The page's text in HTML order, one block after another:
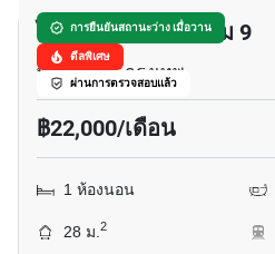
การยืนยันสถานะว่าง เมื่อวาน
ดีลพิเศษ
ผ่านการตรวจสอบแล้ว
ไลฟ์ อโศก - พระราม 9
พระราม 9, กรุงเทพ
฿22,000/เดือน
1 ห้องนอน
28 ม.2